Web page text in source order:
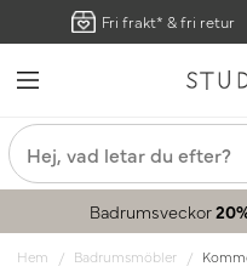
Fri frakt* & fri retur
Badrumsveckor
Hem Badrumsmöbler